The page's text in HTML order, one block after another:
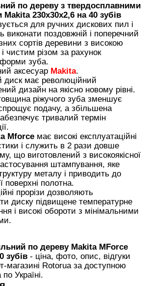
по дереву з твердосплавними
Makita 230х30х2,6 на 40 зубів
для ручних дискових пил і
виконати поздовжній і поперечний
сортів деревини з високою
чистим різом за рахунок
зуба.
аксесуар Makita.
диск має революційний
дизайн на якісно новому рівні.
ріжучого зуба зменшує
подачу, а збільшена
тривалий термін
Mforceмає високі експлуатаційні
і служить в 2 рази довше
що виготовлений з високоякісної
штампування, яке
металу і приводить до
поверхні полотна.
прорізи дозволяють
диску підвищене температурне
і високі обороти з мінімальними
по дереву Makita MForce
зубів - ціна, фото, опис, відгуки
магазині Rotorua за доступною
Україні.